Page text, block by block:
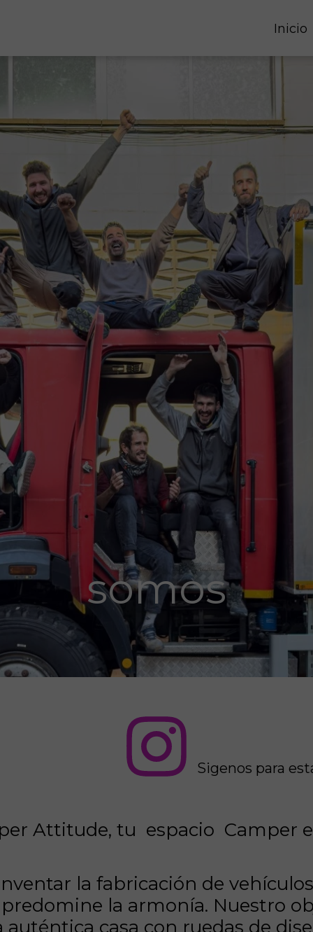
Inicio
somos
Przycisk
Sigenos para
Attitude, tu espacio Camper
la fabricación de
la armonía. Nuestro
auténtica casa con ruedas de